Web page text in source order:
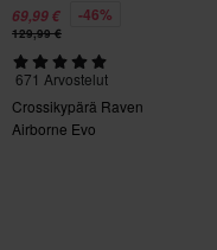
69,99 € -46%
129,99 €
671 Arvostelut
Crossikypärä Raven
Airborne Evo